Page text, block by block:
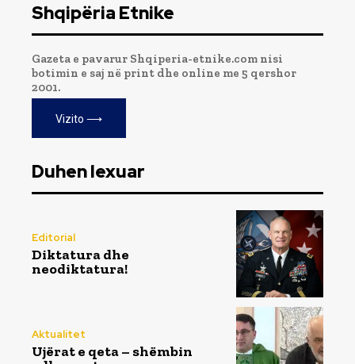
Shqipëria Etnike
Gazeta e pavarur Shqiperia-etnike.com nisi
botimin e saj në print dhe online me 5 qershor
2001.
Vizito ⟶
Duhen lexuar
Editorial
Diktatura dhe
neodiktatura!
Aktualitet
Ujërat e qeta – shëmbin